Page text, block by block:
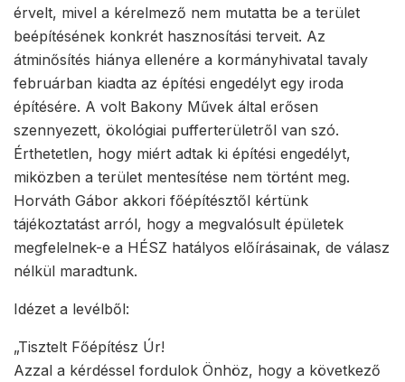
érvelt, mivel a kérelmező nem mutatta be a terület
beépítésének konkrét hasznosítási terveit. Az
átminősítés hiánya ellenére a kormányhivatal tavaly
februárban kiadta az építési engedélyt egy iroda
építésére. A volt Bakony Művek által erősen
szennyezett, ökológiai pufferterületről van szó.
Érthetetlen, hogy miért adtak ki építési engedélyt,
miközben a terület mentesítése nem történt meg.
Horváth Gábor akkori főépítésztől kértünk
tájékoztatást arról, hogy a megvalósult épületek
megfelelnek-e a HÉSZ hatályos előírásainak, de válasz
nélkül maradtunk.
Idézet a levélből:
„Tisztelt Főépítész Úr!
Azzal a kérdéssel fordulok Önhöz, hogy a következő